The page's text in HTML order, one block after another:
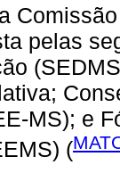
pelas
MS); e
(